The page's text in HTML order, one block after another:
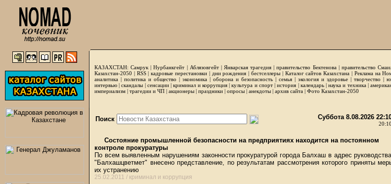
КАЗАХСТАН: Самрук |Нурбанкгейт | Аблязовгейт| Январская трагедия |правительство Бектенова| правительство
Казахстан-2050 | RSS|кадровые перестановки| дни рождения | бестселлеры| Каталог сайтов Казахстана | Реклама на
аналитика | политика и общество | экономика | оборона и безопасность | семья | экология и здоровье | творчество |
интервью |скандалы | сенсации|криминал и коррупция|культура и спорт|история | календарь|наука и техника|
империализм | трагедии и ЧП | акционеры | праздники | опросы | анекдоты | архив сайта | Фото Казахстан-2050
Поиск Суббота 8.08.2026
Состояние промышленной безопасности на предприятиях находится на постоянном
контроле прокуратуры
По всем выявленным нарушениям законности прокуратурой города Балхаш в адрес
"Балхашцветмет" внесено представление, по результатам рассмотрения которого приняты
их устранению
25.02.2011 / криминал и коррупция